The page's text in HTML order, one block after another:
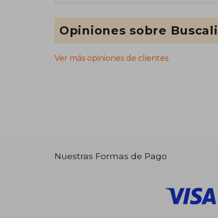
Opiniones sobre
Ver más opiniones de clientes
Nuestras Formas de Pago